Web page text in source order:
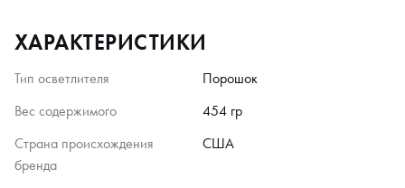
ХАРАКТЕРИСТИКИ
Тип осветлителя
Порошок
Вес содержимого
454 гр
Страна происхождения
бренда
США